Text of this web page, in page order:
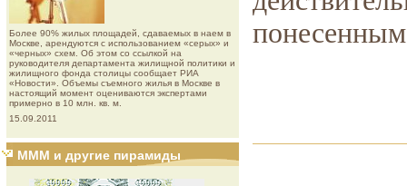
Более 90% жилых площадей, сдаваемых в наем в
Москве, арендуются с использованием «серых» и
«черных» схем. Об этом со ссылкой на
руководителя департамента жилищной политики и
жилищного фонда столицы сообщает РИА
«Новости». Объемы съемного жилья в Москве в
настоящий момент оцениваются экспертами
примерно в 10 млн. кв. м.
15.09.2011
МММ и другие пирамиды